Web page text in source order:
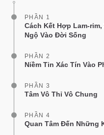
PHẦN 1
Cách Kết Hợp Lam-
Ngộ Vào Đời Sống
PHẦN 2
Niềm Tin Xác Tín Vào
PHẦN 3
Tâm Vô Thỉ Vô Chung
PHẦN 4
Quan Tâm Đến Những